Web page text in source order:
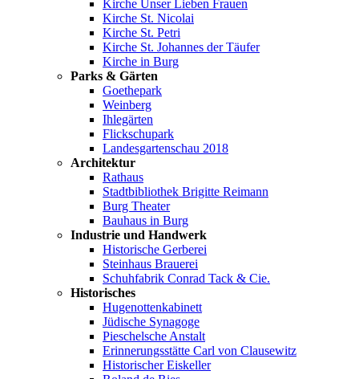
Kirche Unser Lieben Frauen
Kirche St. Nicolai
Kirche St. Petri
Kirche St. Johannes der Täufer
Kirche in Burg
Parks & Gärten
Goethepark
Weinberg
Ihlegärten
Flickschupark
Landesgartenschau 2018
Architektur
Rathaus
Stadtbibliothek Brigitte Reimann
Burg Theater
Bauhaus in Burg
Industrie und Handwerk
Historische Gerberei
Steinhaus Brauerei
Schuhfabrik Conrad Tack & Cie.
Historisches
Hugenottenkabinett
Jüdische Synagoge
Pieschelsche Anstalt
Erinnerungsstätte Carl von Clausewitz
Historischer Eiskeller